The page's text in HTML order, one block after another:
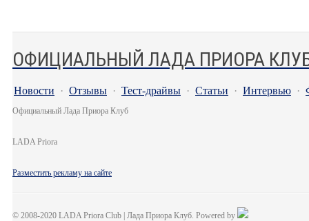
ОФИЦИАЛЬНЫЙ ЛАДА ПРИОРА
Новости · Отзывы · Тест-драйвы · Статьи · Интервью ·
Официальный Лада Приора Клуб
LADA Priora
Разместить рекламу на сайте
© 2008-2020 LADA Priora Club | Лада Приора Клуб. Powered by